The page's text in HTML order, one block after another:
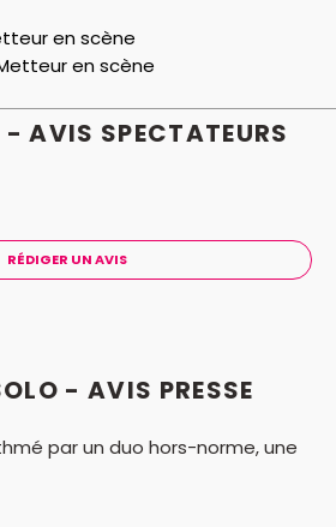
en scène
en scène
- AVIS SPECTATEURS
RÉDIGER UN AVIS
- AVIS PRESSE
par un duo hors-norme, une